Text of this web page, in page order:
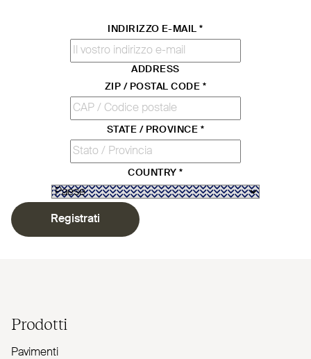
INDIRIZZO E-MAIL*
ADDRESS
ZIP / POSTAL CODE *
STATE / PROVINCE *
COUNTRY*
Registrati
Prodotti
Pavimenti